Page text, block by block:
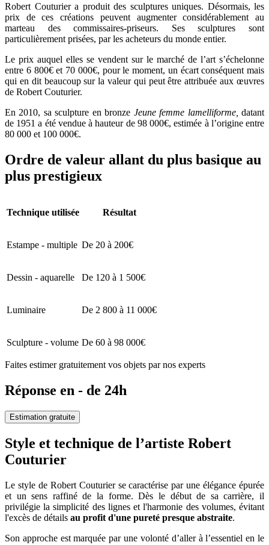
Robert Couturier a produit des sculptures uniques. Désormais, les
prix de ces créations peuvent augmenter considérablement au
marteau des commissaires-priseurs. Ses sculptures sont
particulièrement prisées, par les acheteurs du monde entier.
Le prix auquel elles se vendent sur le marché de l’art s’échelonne
entre 6 800€ et 70 000€, pour le moment, un écart conséquent mais
qui en dit beaucoup sur la valeur qui peut être attribuée aux œuvres
de Robert Couturier.
En 2010, sa sculpture en bronze Jeune femme lamelliforme,datant
de 1951 a été vendue à hauteur de 98 000€, estimée à l’origine entre
80 000 et 100 000€.
Ordre de valeur allant du plus basique au
plus prestigieux
Technique utilisée Résultat
Estampe - multiple De 20 à 200€
Dessin - aquarelle De 120 à 1 500€
Luminaire De 2 800 à 11 000€
Sculpture - volume De 60 à 98 000€
Faites estimer gratuitement vos objets par nos experts
Réponse en - de 24h
Estimation gratuite
Style et technique de l’artiste Robert
Couturier
Le style de Robert Couturier se caractérise par une élégance épurée
et un sens raffiné de la forme. Dès le début de sa carrière, il
privilégie la simplicité des lignes et l'harmonie des volumes, évitant
l'excès de détails au profit d'une pureté presque abstraite.
Son approche est marquée par une volonté d’aller à l’essentiel en le